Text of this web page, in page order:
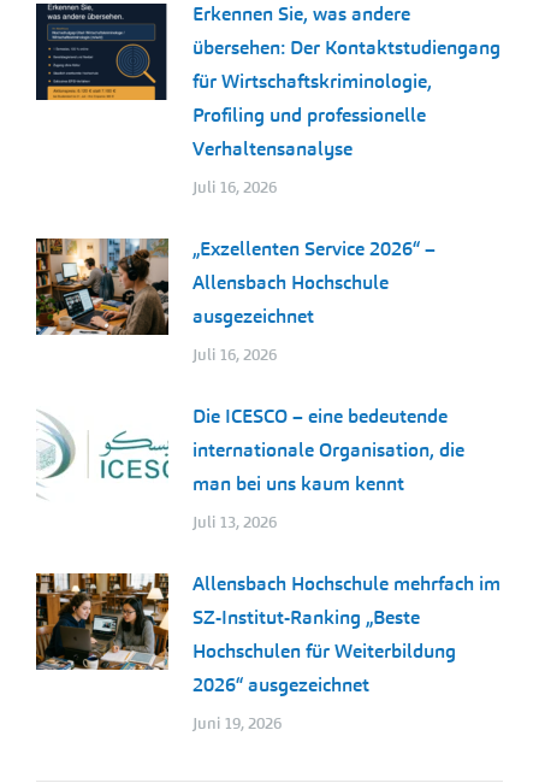
Erkennen Sie, was andere
übersehen: Der Kontaktstudiengang
für Wirtschaftskriminologie,
Profiling und professionelle
Verhaltensanalyse
Juli 16, 2026
„Exzellenten Service 2026“ –
Allensbach Hochschule
ausgezeichnet
Juli 16, 2026
Die ICESCO – eine bedeutende
internationale Organisation, die
man bei uns kaum kennt
Juli 13, 2026
Allensbach Hochschule mehrfach im
SZ-Institut-Ranking „Beste
Hochschulen für Weiterbildung
2026“ ausgezeichnet
Juni 19, 2026